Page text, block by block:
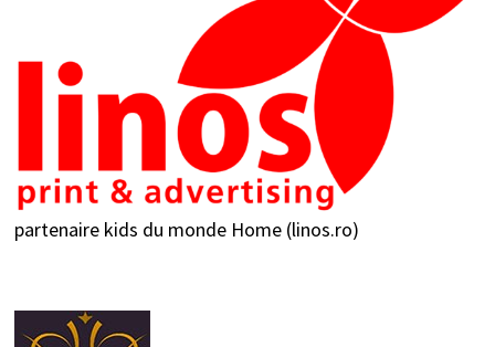
partenaire kids du monde Home (linos.ro)